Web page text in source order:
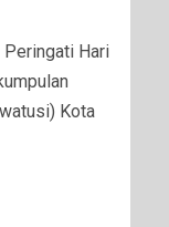
Peringati Hari
Kota